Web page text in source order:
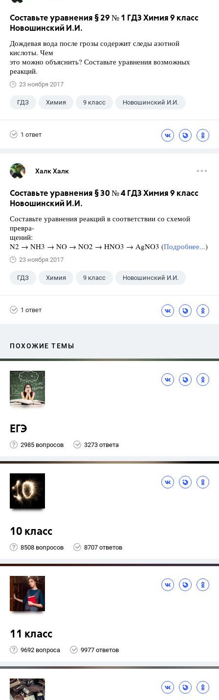
Составьте уравнения § 29 № 1 ГДЗ Химия 9 класс
Новошинский И.И.
Дождевая вода после грозы содержит следы азотной
кислоты. Чем
это можно объяснить? Составьте уравнения возможных
реакций.
23 ноября 2017
ГДЗ Химия 9 класс Новошинский И.И.
1 ответ
Халк Халк
Составьте уравнения § 30 № 4 ГДЗ Химия 9 класс
Новошинский И.И.
Составьте уравнения реакций в соответствии со схемой
превра-
щений:
N2 → NH3 → NO → NO2 → HNO3 → AgNO3 (Подробнее...)
23 ноября 2017
ГДЗ Химия 9 класс Новошинский И.И.
1 ответ
ПОХОЖИЕ ТЕМЫ
ЕГЭ
2985 вопросов 3273 ответа
10 класс
8508 вопросов 8707 ответов
11 класс
9692 вопроса 9977 ответов